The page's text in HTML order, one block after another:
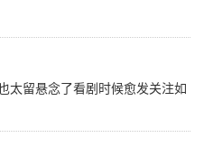
太留悬念了看剧时候愈发关注如